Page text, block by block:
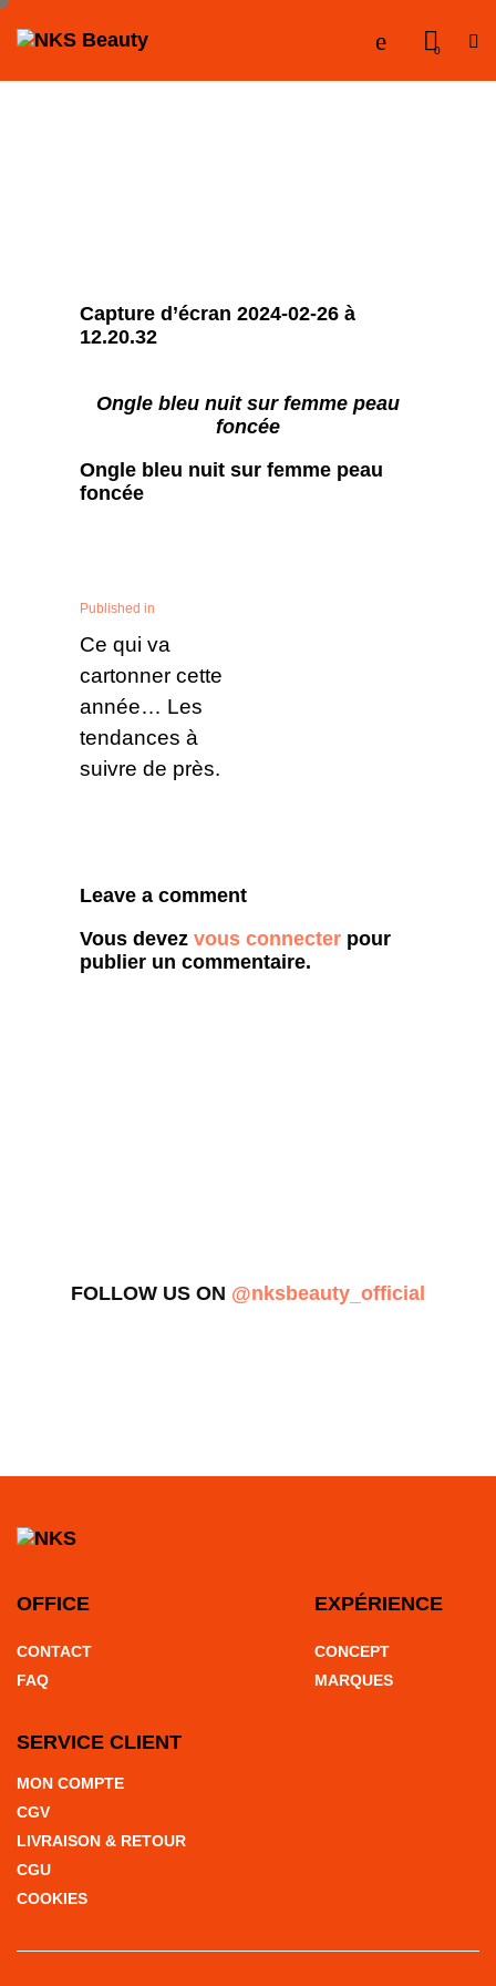
0
Capture d’écran 2024-02-26 à
12.20.32
Ongle bleu nuit sur femme peau
foncée
Ongle bleu nuit sur femme peau
foncée
Published in
Ce qui va
cartonner cette
année… Les
tendances à
suivre de près.
Leave a comment
Vous devez vous connecter pour
publier un commentaire.
FOLLOW US ON @nksbeauty_official
OFFICE
CONTACT
FAQ
EXPÉRIENCE
CONCEPT
MARQUES
SERVICE CLIENT
MON COMPTE
CGV
LIVRAISON & RETOUR
CGU
COOKIES